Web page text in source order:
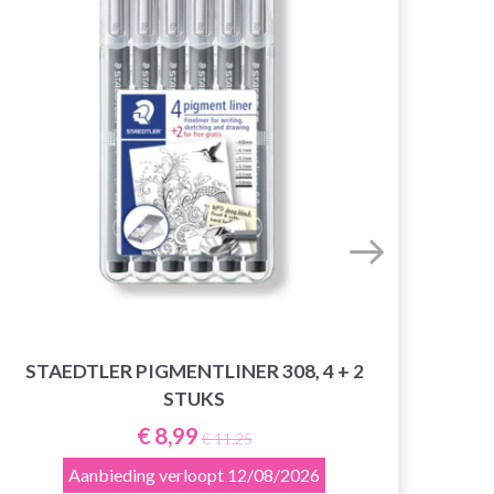
STAEDTLER PIGMENTLINER 308, 4 + 2
STUKS
€ 8,99 € 11,25
Aanbieding verloopt 12/08/2026